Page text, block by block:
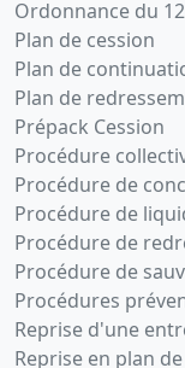
Ordonnance du
Plan de cession
Plan de
Plan de
Prépack Cession
Procédure
Procédure de
Procédure de
Procédure de
Procédure de
Procédures
Reprise d'une
Reprise en plan